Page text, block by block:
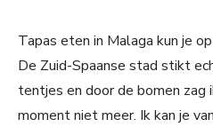
Tapas eten in Malaga kun je
De Zuid-Spaanse stad stikt
tentjes en door de bomen zag
moment niet meer. Ik kan je